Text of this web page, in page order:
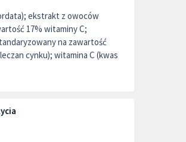
ekstrakt z owoców
17% witaminy C;
na zawartość
cynku); witamina C (kwas